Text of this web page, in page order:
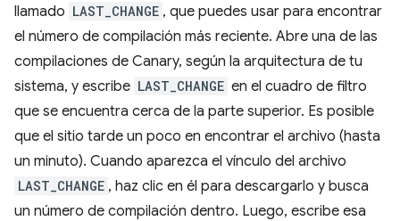
llamado LAST_CHANGE , que puedes usar para encontrar
el número de compilación más reciente. Abre una de las
compilaciones de Canary, según la arquitectura de tu
sistema, y escribe LAST_CHANGE en el cuadro de filtro
que se encuentra cerca de la parte superior. Es posible
que el sitio tarde un poco en encontrar el archivo (hasta
un minuto). Cuando aparezca el vínculo del archivo
LAST_CHANGE , haz clic en él para descargarlo y busca
un número de compilación dentro. Luego, escribe esa